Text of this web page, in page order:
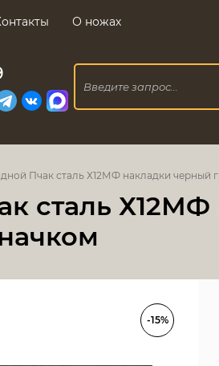
О ножах
Пчак сталь Х12МФ накладки черный
сталь
-15%